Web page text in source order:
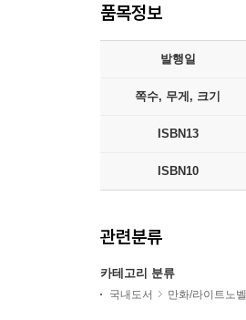
품목정보
발행일
쪽수, 무게, 크기
ISBN13
ISBN10
관련분류
카테고리 분류
국내도서 만화/라이트노벨